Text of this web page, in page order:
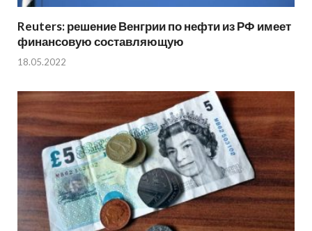
Reuters: решение Венгрии по нефти из РФ имеет
финансовую составляющую
18.05.2022